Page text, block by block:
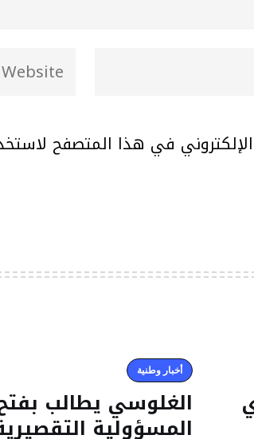
في هذا المتصفح
أخبار وطنية
الغلوسي يطالب
المسؤولية